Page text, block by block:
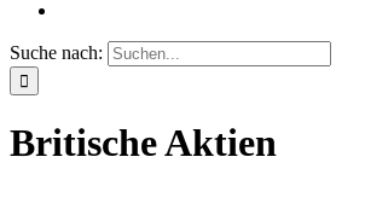
Suche nach:
Britische Aktien